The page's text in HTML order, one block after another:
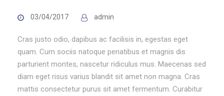
03/04/2017 admin
Cras justo odio, dapibus ac facilisis in, egestas eget
quam. Cum sociis natoque penatibus et magnis dis
parturient montes, nascetur ridiculus mus. Maecenas sed
diam eget risus varius blandit sit amet non magna. Cras
mattis consectetur purus sit amet fermentum. Curabitur